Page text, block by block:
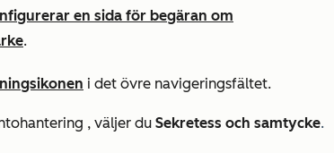
en sida för begäran om
.
i det övre navigeringsfältet.
, väljer du Sekretess och samtycke.